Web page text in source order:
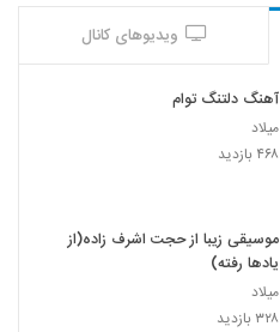
ویدیوهای کانال
آهنگ دلتنگ توام
میلاد
۴۶۸ بازدید
موسیقی زیبا از حجت اشرف زاده(از
یادها رفته)
میلاد
۳۲۸ بازدید